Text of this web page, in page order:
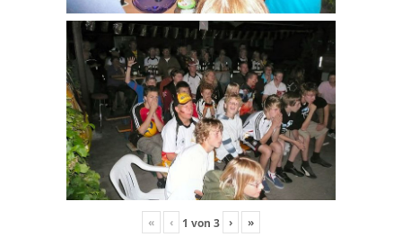
« ‹ 1 von 3 › »